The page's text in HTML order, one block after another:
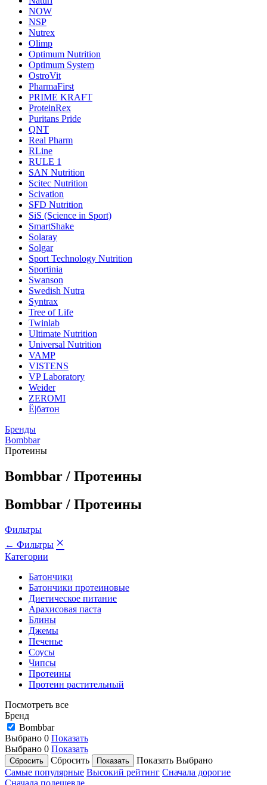
NOW
NSP
Nutrex
Olimp
Optimum Nutrition
Optimum System
OstroVit
PharmaFirst
PRIME KRAFT
ProteinRex
Puritans Pride
QNT
Real Pharm
RLine
RULE 1
SAN Nutrition
Scitec Nutrition
Scivation
SFD Nutrition
SiS (Science in Sport)
SmartShake
Solaray
Solgar
Sport Technology Nutrition
Sportinia
Swanson
Swedish Nutra
Syntrax
Tree of Life
Twinlab
Ultimate Nutrition
Universal Nutrition
VAMP
VISTENS
VP Laboratory
Weider
ZEROMI
Ё|батон
Бренды
Bombbar
Протеины
Bombbar / Протеины
Bombbar / Протеины
Фильтры
← Фильтры ×
Категории
Батончики
Батончики протеиновые
Диетическое питание
Арахисовая паста
Блины
Джемы
Печенье
Соусы
Чипсы
Протеины
Протеин растительный
Посмотреть все
Бренд
Bombbar
Выбрано 0 Показать
Выбрано 0 Показать
Сбросить
Показать Выбрано
Самые популярные Высокий рейтинг Сначала дорогие
Сначала подешевле